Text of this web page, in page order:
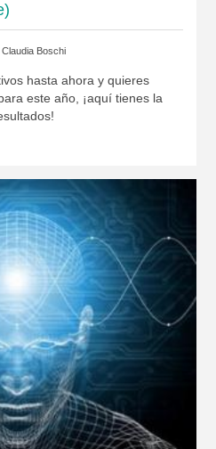
Claudia Boschi
hasta ahora y quieres
este año, ¡aquí tienes la